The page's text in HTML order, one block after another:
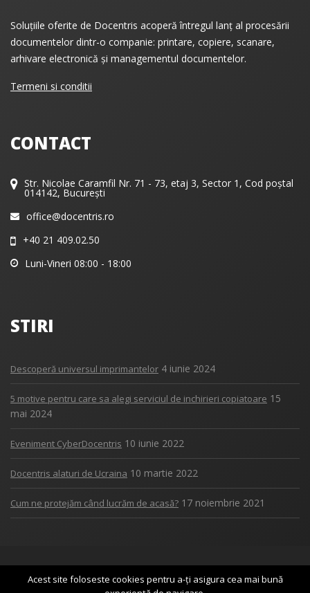
Soluțiile oferite de Docentris acoperă întregul lanț al procesării
documentelor dintr-o companie: printare, copiere, scanare,
arhivare electronică și managementul documentelor.
Termeni si conditii
CONTACT
Str. Nicolae Caramfil Nr. 71 - 73, etaj 3, Sector 1, Cod poștal
014142, București
office@docentris.ro
+40 21 409.02.50
Luni-Vineri 08:00 - 18:00
STIRI
Descoperă universul imprimantelor 4 iunie 2024
5 motive pentru care sa alegi serviciul de inchirieri copiatoare 15
mai 2024
Eveniment CyberDocentris 10 iunie 2022
Docentris alaturi de Ucraina 10 martie 2022
Cum ne protejăm când lucrăm de acasă? 17 noiembrie 2021
Copyright 2017 DOCENTRIS
Acest site foloseste cookies pentru a-ți asigura cea mai bună